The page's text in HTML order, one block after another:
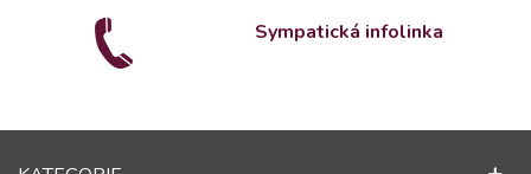
Sympatická infolinka